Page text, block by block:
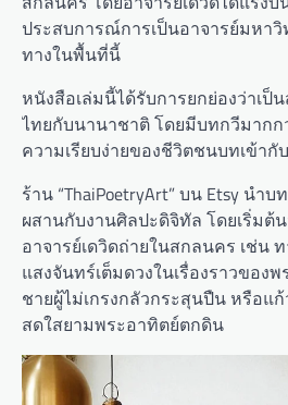
ประสบการณ์การเป็นอาจารย์มหาวิ
ทางในพื้นที่นี้
หนังสือเล่มนี้ได้รับการยกย่องว่าเ
ไทยกับนานาชาติ โดยมีบทกวีมาก
ความเรียบง่ายของชีวิตชนบทเข้า
ร้าน “ThaiPoetryArt” บน Etsy นำ
ผสานกับงานศิลปะดิจิทัล โดยเริ่มต้
อาจารย์เดวิดถ่ายในสกลนคร เช่น
แสงจันทร์เต็มดวงในเรื่องราวของ
ชายผู้ไม่เกรงกลัวกระสุนปืน หรือ
สดใสยามพระอาทิตย์ตกดิน